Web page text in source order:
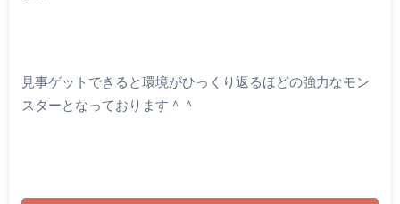
見事ゲットできると環境がひっくり返るほどの強力なモン
スターとなっております＾＾